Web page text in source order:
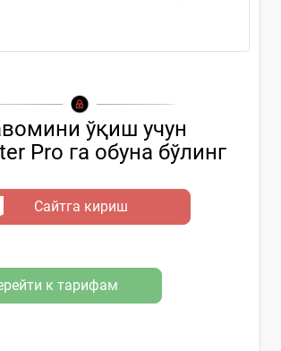
ўқиш учун
Pro га обуна бўлинг
Сайтга кириш
к тарифам